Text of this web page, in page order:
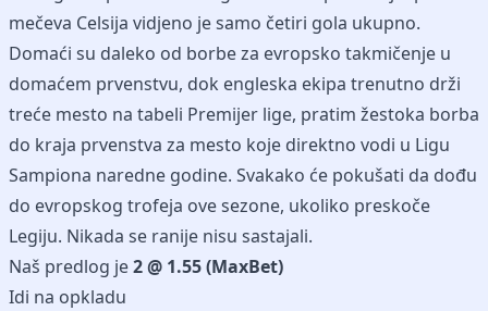
mečeva Celsija vidjeno je samo četiri gola ukupno.
Domaći su daleko od borbe za evropsko takmičenje u
domaćem prvenstvu, dok engleska ekipa trenutno drži
treće mesto na tabeli Premijer lige, pratim žestoka borba
do kraja prvenstva za mesto koje direktno vodi u Ligu
Sampiona naredne godine. Svakako će pokušati da dođu
do evropskog trofeja ove sezone, ukoliko preskoče
Legiju. Nikada se ranije nisu sastajali.
Naš predlog je2 @ 1.55 (MaxBet)
Idi na opkladu